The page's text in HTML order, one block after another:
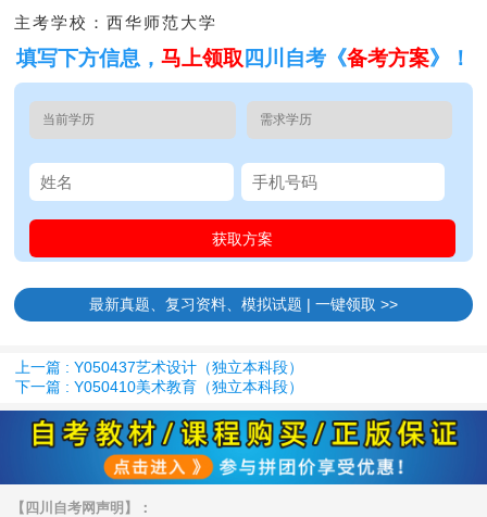
主考学校：西华师范大学
填写下方信息， 马上领取 四川自考《备考方案》！
最新真题、复习资料、模拟试题 | 一键领取 >>
上一篇 : Y050437艺术设计（独立本科段）
下一篇 : Y050410美术教育（独立本科段）
【四川自考网声明】：